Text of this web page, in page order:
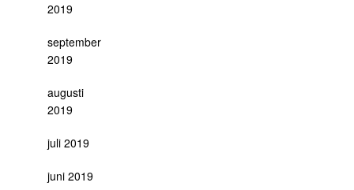
2019
september
2019
augusti
2019
juli 2019
juni 2019